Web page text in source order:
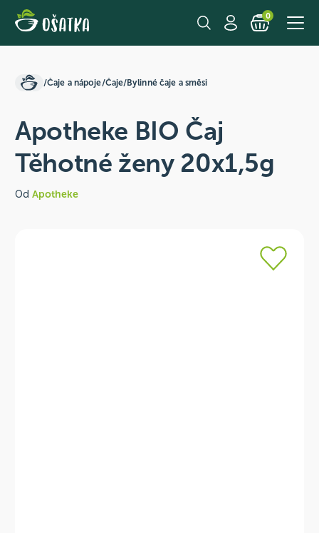
0
/Čaje a nápoje/Čaje/Bylinné čaje a směsi
Apotheke BIO Čaj
Těhotné ženy 20x1,5g
Od Apotheke